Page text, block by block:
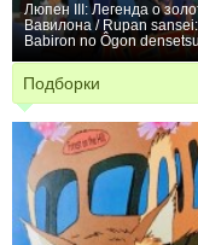
Люпен III: Легенда о
Вавилона / Rupan sansei:
Babiron no Ôgon densetsu
Подборки